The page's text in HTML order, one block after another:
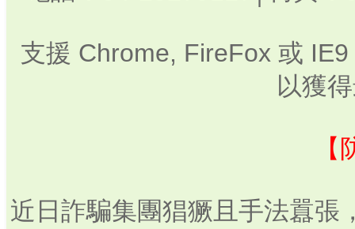
支援 Chrome, FireFox 或
以獲
近日詐騙集團猖獗且手法囂張